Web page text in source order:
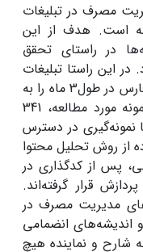
مصرف در تبلیغات
است. هدف از این
در راستای تحقق
این راستا تبلیغات
بازرگانی پخش شده از شبکه استانی فارس در طول3 ماه را به
عنوان جامعه آماری قرار داده‌ایم و نمونه مورد مطالعه، 341
نمونه‌گیری در دسترس
از روش تحلیل محتوا
پس از کدگذاری در
قرار گرفته‌اند.
مدیریت مصرف در
و اندیشه‌های انضمامی
شارح و نماینده هیچ